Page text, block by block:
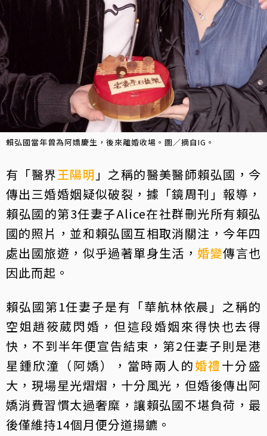
賴弘國當年曾為阿嬌慶生，後來離婚收場。圖／摘自IG。
有「醫界王陽明 」之稱的醫美醫師賴弘國，今
傳出三婚婚姻疑似破裂，據「鏡周刊」報導，
賴弘國的第3任妻子Alice在社群刪光所有賴弘
國的照片，並和賴弘國互相取消關注，今年四
處出國旅遊，似乎過著單身生活， 婚變傳言也
因此而起。
賴弘國第1任妻子是有「華航林依晨」之稱的
空姐趙筱葳閃婚，但這段婚姻來得快也去得
快，不到半年便宣告結束，第2任妻子則是港
星鍾欣潼（阿嬌），當時兩人的婚禮十分盛
大，現場星光熠熠，十分風光，但婚後傳出阿
嬌消費習慣太過奢糜，讓賴弘國不堪負荷，最
後僅維持14個月便分道揚鑣。